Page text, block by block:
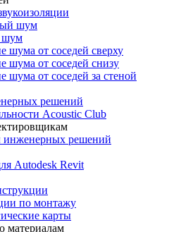
шум
шум
шума от соседей сверху
шума от соседей снизу
шума от соседей за стеной
решений
Acoustic Club
решений
Autodesk Revit
по монтажу
карты
материалам